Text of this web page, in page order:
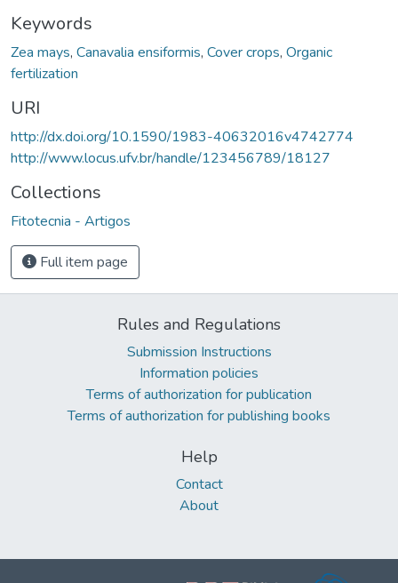
Keywords
Zea mays, Canavalia ensiformis, Cover crops, Organic
fertilization
URI
http://dx.doi.org/10.1590/1983-40632016v4742774
http://www.locus.ufv.br/handle/123456789/18127
Collections
Fitotecnia - Artigos
Full item page
Rules and Regulations
Submission Instructions
Information policies
Terms of authorization for publication
Terms of authorization for publishing books
Help
Contact
About